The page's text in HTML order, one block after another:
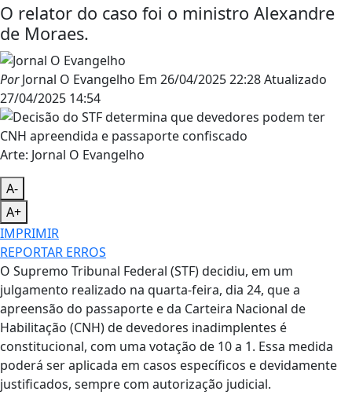
O relator do caso foi o ministro Alexandre
de Moraes.
PorJornal O Evangelho Em 26/04/2025 22:28Atualizado
27/04/2025 14:54
Arte: Jornal O Evangelho
A-
A+
IMPRIMIR
REPORTAR ERROS
O Supremo Tribunal Federal (STF) decidiu, em um
julgamento realizado na quarta-feira, dia 24, que a
apreensão do passaporte e da Carteira Nacional de
Habilitação (CNH) de devedores inadimplentes é
constitucional, com uma votação de 10 a 1. Essa medida
poderá ser aplicada em casos específicos e devidamente
justificados, sempre com autorização judicial.